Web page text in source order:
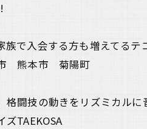
族で入会する方も増えてるテ
熊本市 菊陽町
格闘技の動きをリズミカルに
ズTAEKOSA